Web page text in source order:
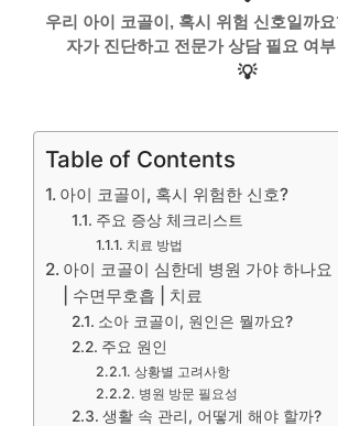
우리 아이 코골이, 혹시 위험 신호일까
자가 진단하고 전문가 상담 필요 여
💡
Table of Contents
아이 코골이, 혹시 위험한 신호?
주요 증상 체크리스트
치료 방법
아이 코골이 심한데 병원 가야 하나요
| 수면무호흡 | 치료
소아 코골이, 원인은 뭘까요?
주요 원인
상황별 고려사항
병원 방문 필요성
생활 속 관리, 어떻게 해야 할까?